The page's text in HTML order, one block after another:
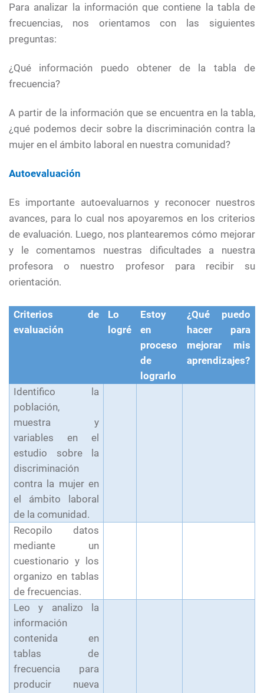
Para analizar la información que contiene la tabla de
frecuencias, nos orientamos con las siguientes
preguntas:
¿Qué información puedo obtener de la tabla de
frecuencia?
A partir de la información que se encuentra en la tabla,
¿qué podemos decir sobre la discriminación contra la
mujer en el ámbito laboral en nuestra comunidad?
Autoevaluación
Es importante autoevaluarnos y reconocer nuestros
avances, para lo cual nos apoyaremos en los criterios
de evaluación. Luego, nos plantearemos cómo mejorar
y le comentamos nuestras dificultades a nuestra
profesora o nuestro profesor para recibir su
orientación.
Criterios de
evaluación
Lo
logré
Estoy
en
proceso
de
lograrlo
¿Qué puedo
hacer para
mejorar mis
aprendizajes?
Identifico la
población,
muestra y
variables en el
estudio sobre la
discriminación
contra la mujer en
el ámbito laboral
de la comunidad.
Recopilo datos
mediante un
cuestionario y los
organizo en tablas
de frecuencias.
Leo y analizo la
información
contenida en
tablas de
frecuencia para
producir nueva